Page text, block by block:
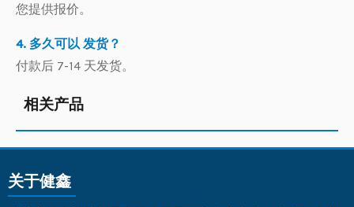
您提供报价。
4. 多久可以 发货？
付款后 7-14 天发货。
相关产品
关于健鑫